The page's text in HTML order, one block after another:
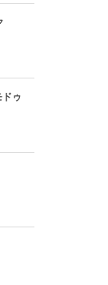
ドゥ